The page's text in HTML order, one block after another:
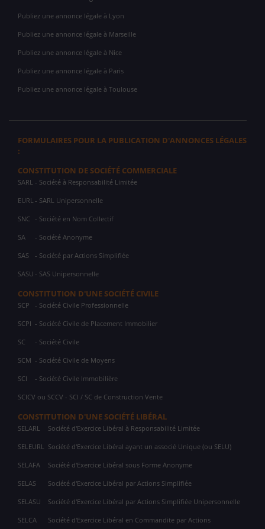
Publiez une annonce légale à Lyon
Publiez une annonce légale à Marseille
Publiez une annonce légale à Nice
Publiez une annonce légale à Paris
Publiez une annonce légale à Toulouse
FORMULAIRES POUR LA PUBLICATION D'ANNONCES LÉGALES
:
CONSTITUTION DE SOCIÉTÉ COMMERCIALE
SARL - Société à Responsabilité Limitée
EURL - SARL Unipersonnelle
SNC - Société en Nom Collectif
SA - Société Anonyme
SAS - Société par Actions Simplifiée
SASU - SAS Unipersonnelle
CONSTITUTION D'UNE SOCIÉTÉ CIVILE
SCP - Société Civile Professionnelle
SCPI - Société Civile de Placement Immobilier
SC - Société Civile
SCM - Société Civile de Moyens
SCI - Société Civile Immobilière
SCICV ou SCCV - SCI / SC de Construction Vente
CONSTITUTION D'UNE SOCIÉTÉ LIBÉRAL
SELARL Société d'Exercice Libéral à Responsabilité Limitée
SELEURL Société d'Exercice Libéral ayant un associé Unique (ou SELU)
SELAFA Société d'Exercice Libéral sous Forme Anonyme
SELAS Société d'Exercice Libéral par Actions Simplifiée
SELASU Société d'Exercice Libéral par Actions Simplifiée Unipersonnelle
SELCA Société d'Exercice Libéral en Commandite par Actions